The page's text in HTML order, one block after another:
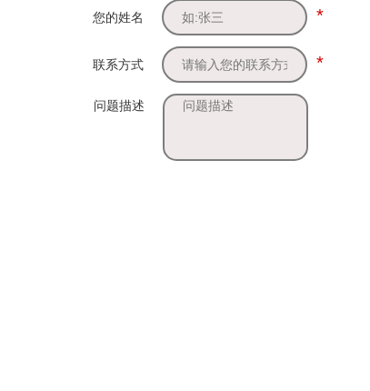
您的姓名 *
联系方式 *
问题描述